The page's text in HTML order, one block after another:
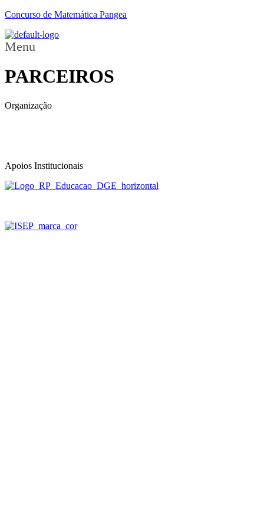
Concurso de Matemática Pangea
Menu
PARCEIROS
Organização
Apoios Institucionais